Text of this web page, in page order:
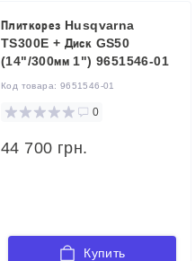
Плиткорез Husqvarna
TS300E + Диск GS50
(14"/300мм 1") 9651546-01
Код товара: 9651546-01
0
44 700 грн.
Купить